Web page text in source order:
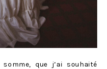
que j’ai souhaité